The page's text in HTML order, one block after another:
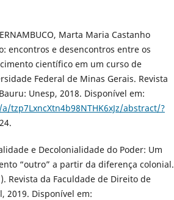
Marta Maria Castanho
encontros e desencontros entre os
científico em um curso de
Federal de Minas Gerais. Revista
Unesp, 2018. Disponível em:
abstract/?
e Decolonialidade do Poder: Um
“outro” a partir da diferença colonial.
Revista da Faculdade de Direito de
2019. Disponível em: